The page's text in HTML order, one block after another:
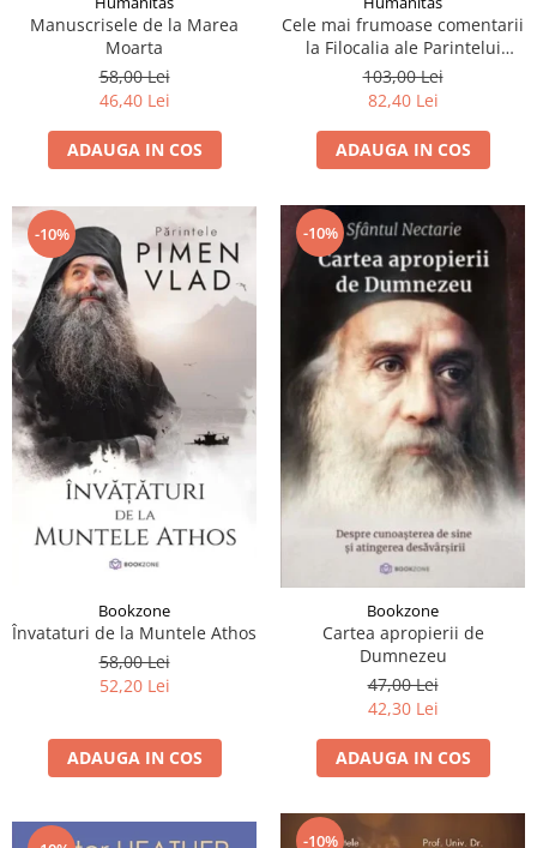
Manuscrisele de la Marea
Moarta
58,00 Lei
46,40 Lei
ADAUGA IN COS
Cele mai frumoase comentarii
la Filocalia ale Parintelui
Dumitru Staniloae
103,00 Lei
82,40 Lei
ADAUGA IN COS
-10%
Bookzone
Învataturi de la Muntele Athos
58,00 Lei
52,20 Lei
ADAUGA IN COS
-10%
Bookzone
Cartea apropierii de
Dumnezeu
47,00 Lei
42,30 Lei
ADAUGA IN COS
-10%